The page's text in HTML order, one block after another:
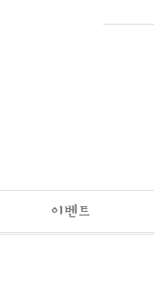
이벤트